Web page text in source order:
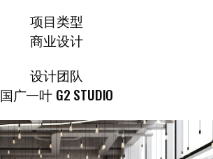
项目类型
商业设计
设计团队
国广一叶 G2 STUDIO